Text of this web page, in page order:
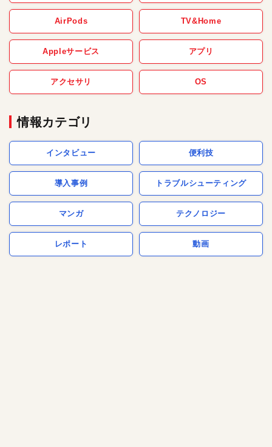
AirPods TV&Home
Appleサービス アプリ
アクセサリ OS
情報カテゴリ
インタビュー 便利技
導入事例 トラブルシューティング
マンガ テクノロジー
レポート 動画